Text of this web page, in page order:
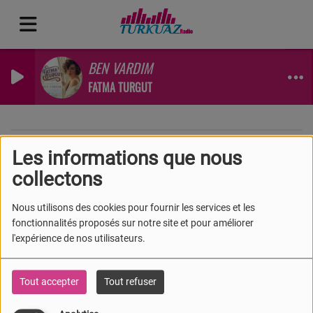
Les informations que nous
collectons
Nous utilisons des cookies pour fournir les services et les
fonctionnalités proposés sur notre site et pour améliorer
l'expérience de nos utilisateurs.
Tout accepter Tout refuser
BEN VARDIM
FATMA TURGUT